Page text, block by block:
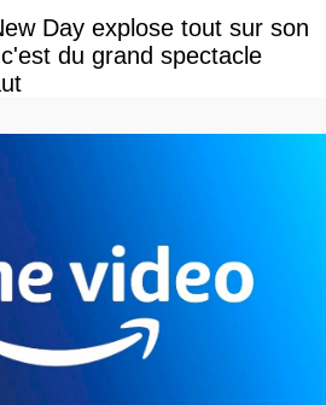
Day explose tout sur son
du grand spectacle